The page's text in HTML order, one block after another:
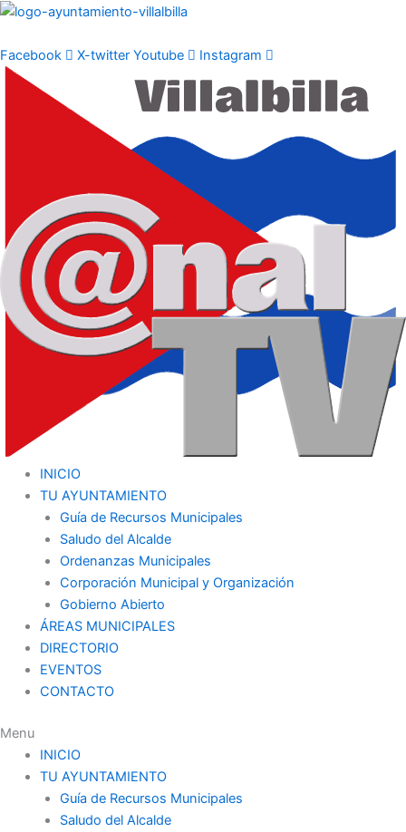
Ir
contenido
Facebook X-twitter Youtube Instagram
INICIO
TU AYUNTAMIENTO
Guía de Recursos Municipales
Saludo del Alcalde
Ordenanzas Municipales
Corporación Municipal y Organización
Gobierno Abierto
ÁREAS MUNICIPALES
DIRECTORIO
EVENTOS
CONTACTO
Menu
INICIO
TU AYUNTAMIENTO
Guía de Recursos Municipales
Saludo del Alcalde